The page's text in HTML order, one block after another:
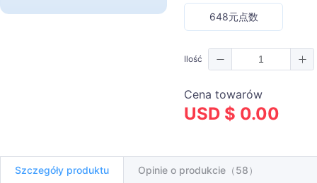
648元点数
Ilość
Cena towarów
USD $ 0.00
Szczegóły produktu Opinie o produkcie（58）